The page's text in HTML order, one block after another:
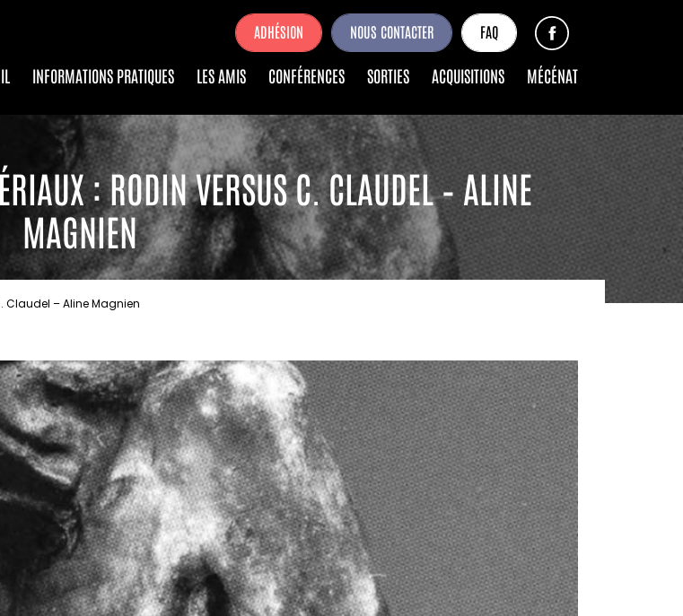
ADHÉSION NOUS CONTACTER FAQ
INFORMATIONS PRATIQUES LES AMIS CONFÉRENCES SORTIES ACQUISITIONS MÉCÉNAT
: RODIN VERSUS C. CLAUDEL – ALINE
MAGNIEN
Claudel – Aline Magnien